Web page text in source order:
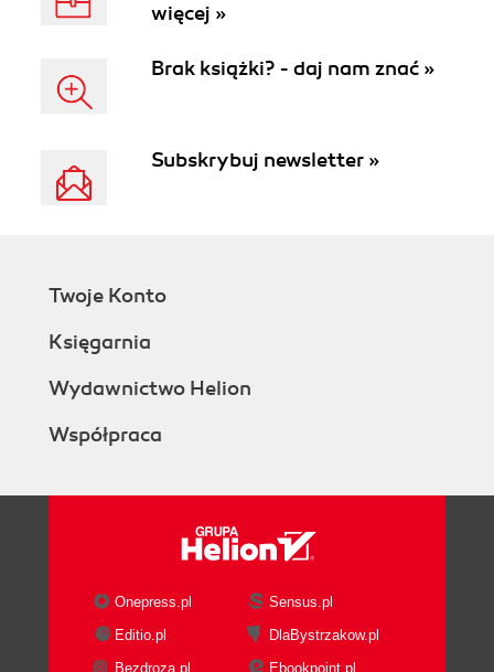
więcej »
Brak książki? - daj nam znać »
Subskrybuj newsletter »
Twoje Konto
Księgarnia
Wydawnictwo Helion
Współpraca
Onepress.pl
Sensus.pl
Editio.pl
DlaBystrzakow.pl
Bezdroza.pl
Ebookpoint.pl